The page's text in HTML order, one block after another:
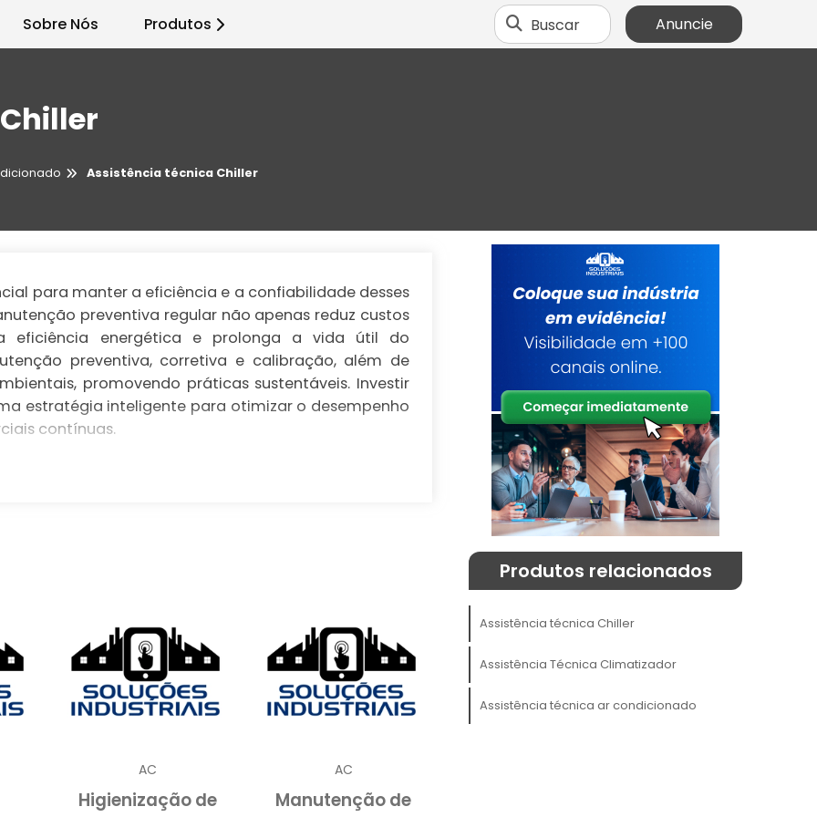
Sobre Nós Produtos Buscar Anuncie
Assistência técnica Chiller
para manter a eficiência e a confiabilidade desses
preventiva regular não apenas reduz custos
eficiência energética e prolonga a vida útil do
preventiva, corretiva e calibração, além de
promovendo práticas sustentáveis. Investir
estratégia inteligente para otimizar o desempenho
contínuas.
para garantir o funcionamento eficiente e confiável
em ambientes comerciais. Com uma manutenção
controlado e confortável para todos.
Chillers não pode ser subestimada, especialmente
de temperatura é crítico.
manutenção regular para operar de forma
em custos elevados e interrupções nas operações.
vazamentos de refrigerante
falhas no
. Técnicos experientes são capazes de realizar
AC
Higienização de
AC
Manutenção de
Produtos relacionados
Assistência técnica Chiller
Assistência Técnica Climatizador
Assistência técnica ar condicionado